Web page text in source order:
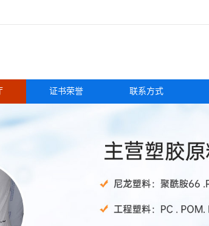
证书荣誉 联系方式